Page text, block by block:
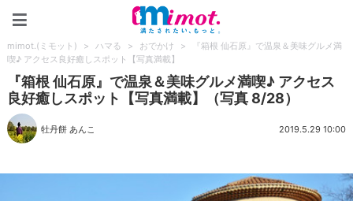
mimot.(ミモット) > ハマる > おでかけ >
『箱根 仙石原』で温泉＆美味グルメ満
喫♪ アクセス良好癒しスポット【写真満載】
『箱根 仙石原』で温泉＆美味グルメ満喫♪ アクセス
良好癒しスポット【写真満載】（写真 8/28）
牡丹餅 あんこ 2019.5.29 10:00